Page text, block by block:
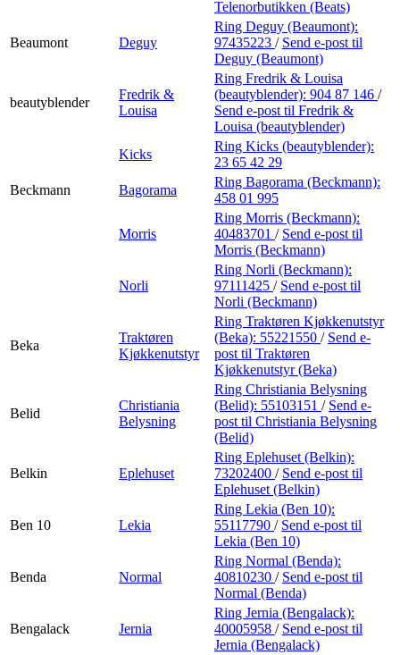
Telenorbutikken (Beats)
Beaumont Deguy
Ring Deguy (Beaumont):
97435223 / Send e-post til
Deguy (Beaumont)
beautyblender
Fredrik &
Louisa
Ring Fredrik & Louisa
(beautyblender): 904 87 146 /
Send e-post til Fredrik &
Louisa (beautyblender)
Kicks
Ring Kicks (beautyblender):
23 65 42 29
Beckmann
Bagorama
Ring Bagorama (Beckmann):
458 01 995
Morris
Ring Morris (Beckmann):
40483701 / Send e-post til
Morris (Beckmann)
Norli
Ring Norli (Beckmann):
97111425 / Send e-post til
Norli (Beckmann)
Beka
Traktøren
Kjøkkenutstyr
Ring Traktøren Kjøkkenutstyr
(Beka): 55221550 / Send e-
post til Traktøren
Kjøkkenutstyr (Beka)
Belid
Christiania
Belysning
Ring Christiania Belysning
(Belid): 55103151 / Send e-
post til Christiania Belysning
(Belid)
Belkin Eplehuset
Ring Eplehuset (Belkin):
73202400 / Send e-post til
Eplehuset (Belkin)
Ben 10 Lekia
Ring Lekia (Ben 10):
55117790 / Send e-post til
Lekia (Ben 10)
Benda Normal
Ring Normal (Benda):
40810230 / Send e-post til
Normal (Benda)
Bengalack Jernia
Ring Jernia (Bengalack):
40005958 / Send e-post til
Jernia (Bengalack)